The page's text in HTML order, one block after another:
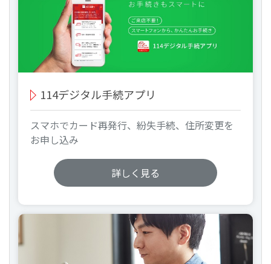
114デジタル手続アプリ
スマホでカード再発行、紛失手続、住所変更を
お申し込み
詳しく見る